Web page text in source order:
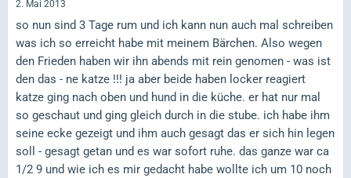
2. Mai 2013
so nun sind 3 Tage rum und ich kann nun auch mal schreiben
was ich so erreicht habe mit meinem Bärchen. Also wegen
den Frieden haben wir ihn abends mit rein genomen - was ist
den das - ne katze !!! ja aber beide haben locker reagiert
katze ging nach oben und hund in die küche. er hat nur mal
so geschaut und ging gleich durch in die stube. ich habe ihm
seine ecke gezeigt und ihm auch gesagt das er sich hin legen
soll - gesagt getan und es war sofort ruhe. das ganze war ca
1/2 9 und wie ich es mir gedacht habe wollte ich um 10 noch